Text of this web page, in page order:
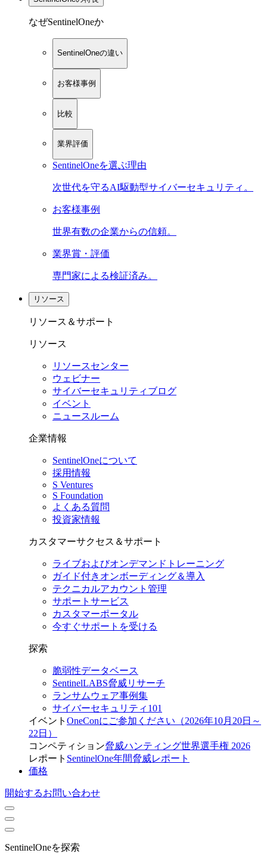
なぜSentinelOneか
SentinelOneの違い
お客様事例
比較
業界評価
SentinelOneを選ぶ理由
次世代を守るAI駆動型サイバーセキュリティ。
お客様事例
世界有数の企業からの信頼。
業界賞・評価
専門家による検証済み。
リソース
リソース＆サポート
リソース
リソースセンター
ウェビナー
サイバーセキュリティブログ
イベント
ニュースルーム
企業情報
SentinelOneについて
採用情報
S Ventures
S Foundation
よくある質問
投資家情報
カスタマーサクセス＆サポート
ライブおよびオンデマンドトレーニング
ガイド付きオンボーディング＆導入
テクニカルアカウント管理
サポートサービス
カスタマーポータル
今すぐサポートを受ける
探索
脆弱性データベース
SentinelLABS脅威リサーチ
ランサムウェア事例集
サイバーセキュリティ101
イベント OneConにご参加ください（2026年10月20日～
22日）
コンペティション脅威ハンティング世界選手権 2026
レポート SentinelOne年間脅威レポート
価格
開始するお問い合わせ
SentinelOneを探索